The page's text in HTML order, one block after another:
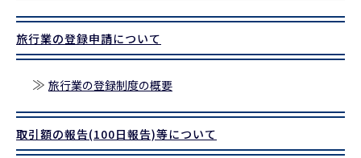
旅行業の登録申請について
≫ 旅行業の登録制度の概要
取引額の報告(100日報告)等について